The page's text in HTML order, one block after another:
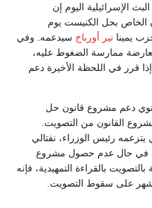
الإسرائيلية اليوم إن
الخاص بحل الكنيست يوم
يمينا نير أورباخ سيدعمه. وفي
ممارسة الضغوط عليه،
قرر في اللحظة الأخيرة دعم
ينوي دعم مشروع قانون حل
القانون من التصويت.
يتزعمه رئيس الوزراء، نفتالي
في حال عدم حصول مشروع
بالقراءة التمهيدية، فإنه